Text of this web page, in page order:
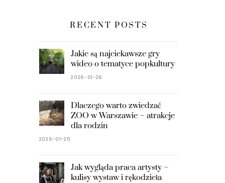
RECENT POSTS
Jakie są najciekawsze gry
wideo o tematyce popkultury
2026-01-26
Dlaczego warto zwiedzać
ZOO w Warszawie – atrakcje
dla rodzin
2026-01-25
Jak wygląda praca artysty –
kulisy wystaw i rękodzieła